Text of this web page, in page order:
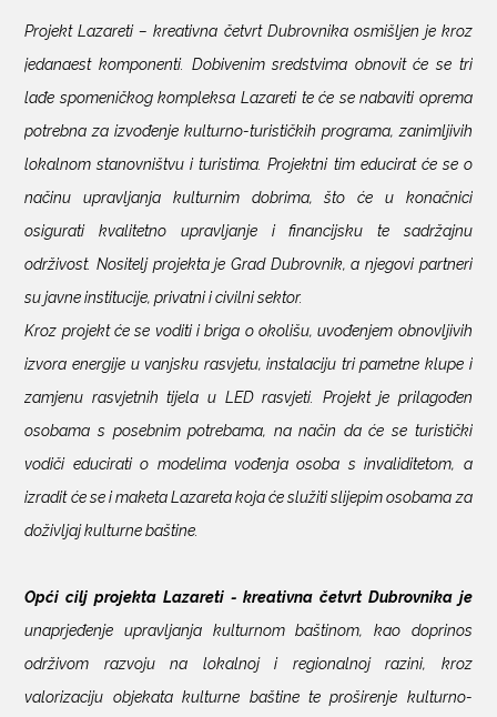
Projekt Lazareti – kreativna četvrt Dubrovnika osmišljen je kroz
jedanaest komponenti. Dobivenim sredstvima obnovit će se tri
lađe spomeničkog kompleksa Lazareti te će se nabaviti oprema
potrebna za izvođenje kulturno-turističkih programa, zanimljivih
lokalnom stanovništvu i turistima. Projektni tim educirat će se o
načinu upravljanja kulturnim dobrima, što će u konačnici
osigurati kvalitetno upravljanje i financijsku te sadržajnu
održivost. Nositelj projekta je Grad Dubrovnik, a njegovi partneri
su javne institucije, privatni i civilni sektor.
Kroz projekt će se voditi i briga o okolišu, uvođenjem obnovljivih
izvora energije u vanjsku rasvjetu, instalaciju tri pametne klupe i
zamjenu rasvjetnih tijela u LED rasvjeti. Projekt je prilagođen
osobama s posebnim potrebama, na način da će se turistički
vodiči educirati o modelima vođenja osoba s invaliditetom, a
izradit će se i maketa Lazareta koja će služiti slijepim osobama za
doživljaj kulturne baštine.
Opći cilj projekta Lazareti - kreativna četvrt Dubrovnika je
unaprjeđenje upravljanja kulturnom baštinom, kao doprinos
održivom razvoju na lokalnoj i regionalnoj razini, kroz
valorizaciju objekata kulturne baštine te proširenje kulturno-